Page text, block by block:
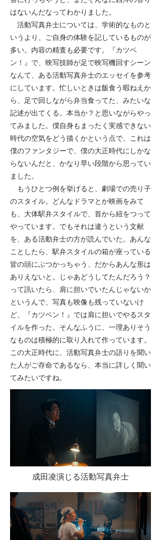
はないんだなってわかりました。
活動写真弁士については、学術的なものと
いうより、ご自身の体験を記しているものが
多い。内容の精査も必要です。『カツベ
ン！』で、映写技師が足で映写機回すシーン
なんて、ある活動写真弁士のエッセイを参考
にしています。忙しいときは飯食う暇ねえか
ら、足で回しながら弁当食ってた、みたいな
記述が出てくる。本当か？と思いながらやっ
てみました。僕自身もまったく実感できない
時代の空気をどう描くかという点で、これは
僕のファンタジーで、僕の大正時代にしかな
らないんだと、かなり早い段階から思ってい
ました。
もうひとつ例を挙げると、劇場での売り子
のスタイル。どんなドラマとか映画をみて
も、大体駅弁スタイルで、首から紐をつって
やっています。でもそれは違うという文献
を、ある活動弁士の方が読んでいた。あんな
ことしたら、駅弁スタイルの箱が座っている
皆の頭にぶつかっちゃう、だからあんな形は
ありえないと。じゃあどうしてたんだろう？
って訊いたら、肩に担いでいたんじゃないか
というんで、写真も映像も残っていないけ
ど、『カツベン！』では肩に担いでやるスタ
イルを作った。そんなふうに、一理ありそう
なものは積極的に取り入れて作っています。
この大正時代に、活動写真弁士の語りを聞い
た人がご存命であるなら、本当に詳しく聞い
てみたいですね。
成田凌演じる活動写真弁士